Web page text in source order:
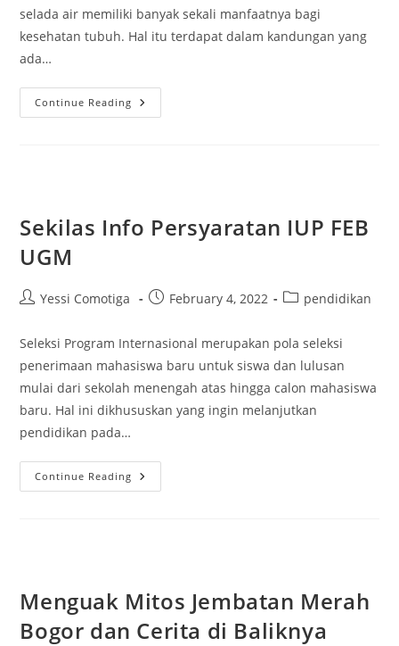
selada air memiliki banyak sekali manfaatnya bagi
kesehatan tubuh. Hal itu terdapat dalam kandungan yang
ada…
Continue Reading Manfaat
Sayur
Sekilas Info Persyaratan IUP FEB
UGM
PostYessi Comotiga
PostFebruary 4, 2022
Postpendidikan
Seleksi Program Internasional merupakan pola seleksi
penerimaan mahasiswa baru untuk siswa dan lulusan
mulai dari sekolah menengah atas hingga calon mahasiswa
baru. Hal ini dikhususkan yang ingin melanjutkan
pendidikan pada…
Continue Reading Sekilas
Info
Menguak Mitos Jembatan Merah
Bogor dan Cerita di Baliknya